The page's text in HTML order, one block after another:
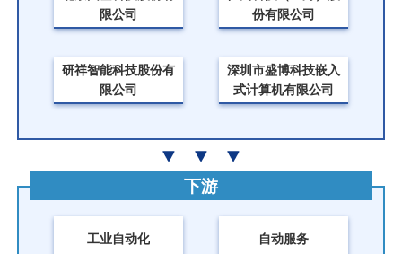
限公司
份有限公司
研祥智能科技股份有
限公司
深圳市盛博科技嵌入
式计算机有限公司
工业自动化 自动服务
下游